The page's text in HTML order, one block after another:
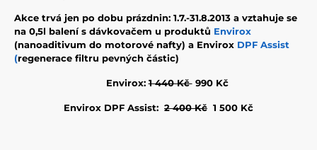
Akce trvá jen po dobu prázdnin: 1.7.-31.8.2013 a vztahuje se
na 0,5l balení s dávkovačem u produktů Envirox
(nanoaditivum do motorové nafty) a Envirox DPF Assist
(regenerace filtru pevných částic)
Envirox:1 440 Kč990 Kč
Envirox DPF Assist: 2 400 Kč 1 500 Kč